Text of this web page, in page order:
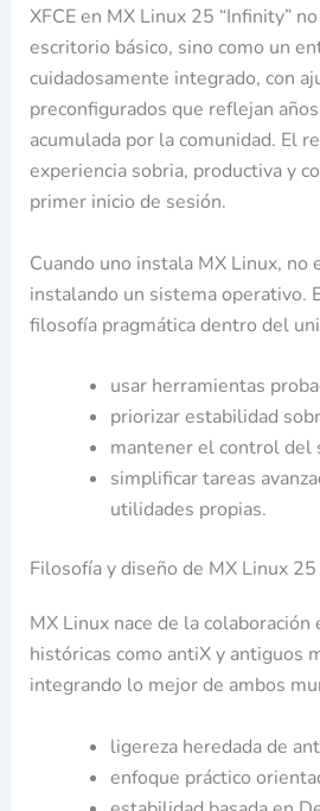
XFCE en MX Linux 25 “Infinity”
escritorio básico, sino como un
cuidadosamente integrado, con
preconfigurados que reflejan
acumulada por la comunidad. El
experiencia sobria, productiva y
primer inicio de sesión.
Cuando uno instala MX Linux, no
instalando un sistema operativo.
filosofía pragmática dentro del
usar herramientas
priorizar estabilidad
mantener el control del
simplificar tareas
utilidades propias.
Filosofía y diseño de MX Linux 25
MX Linux nace de la
históricas como antiX y antiguos
integrando lo mejor de ambos
ligereza heredada de
enfoque práctico